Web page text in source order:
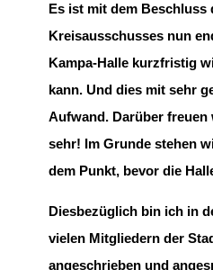
Es ist mit dem Beschluss
Kreisausschusses nun
Kampa-Halle kurzfristig
kann. Und dies mit sehr
Aufwand. Darüber
sehr! Im Grunde stehen
dem Punkt, bevor die
Diesbezüglich bin ich in
vielen Mitgliedern der
angeschrieben und